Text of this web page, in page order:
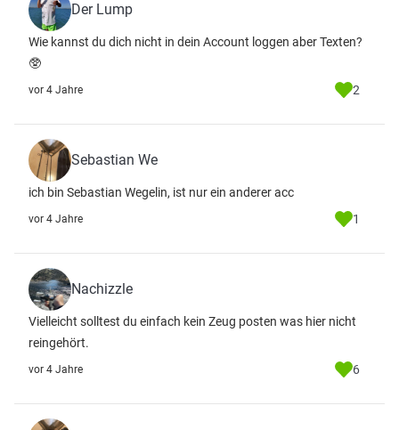
Der Lump
Wie kannst du dich nicht in dein Account loggen aber Texten?
🥸
vor 4 Jahre 2
Sebastian We
ich bin Sebastian Wegelin, ist nur ein anderer acc
vor 4 Jahre 1
Nachizzle
Vielleicht solltest du einfach kein Zeug posten was hier nicht
reingehört.
vor 4 Jahre 6